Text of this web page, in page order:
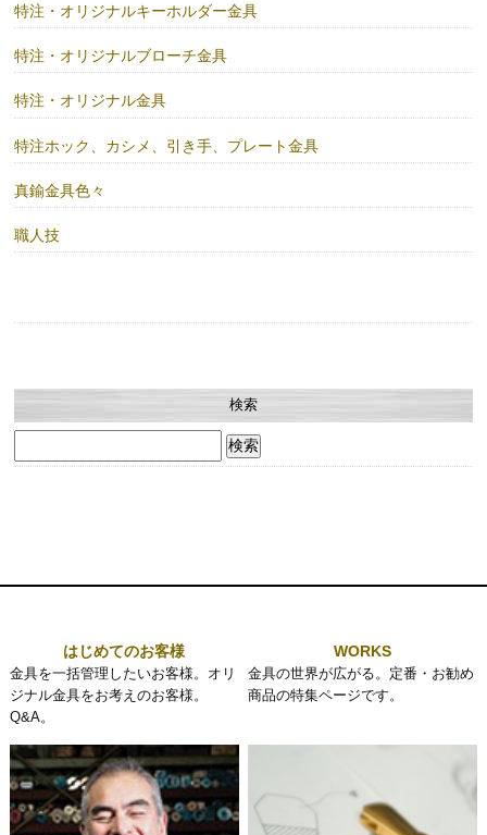
特注・オリジナルキーホルダー金具
特注・オリジナルブローチ金具
特注・オリジナル金具
特注ホック、カシメ、引き手、プレート金具
真鍮金具色々
職人技
検索
索:
はじめてのお客様
金具を一括管理したいお客様。オリ
ジナル金具をお考えのお客様。
Q&A。
WORKS
金具の世界が広がる。定番・お勧め
商品の特集ページです。